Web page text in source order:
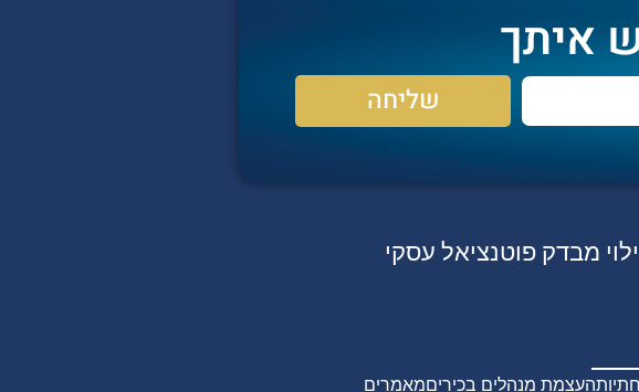
איתך
שליחה
מבדק פוטנציאל עסקי
העצמת מנהלים בכיריםמאמרים